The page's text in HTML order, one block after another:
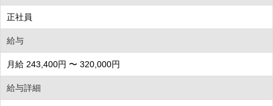
正社員
給与
月給 243,400円 〜 320,000円
給与詳細